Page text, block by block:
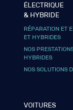
ÉLECTRIQUE
& HYBRIDE
RÉPARATION ET
ET HYBRIDES
NOS
HYBRIDES
NOS SOLUTIONS
VOITURES